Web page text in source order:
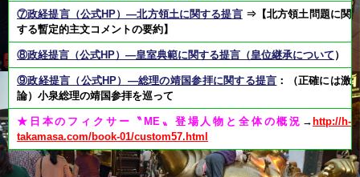
⑦政経提言（公式HP）―北方領土に関する提言⇒【北方領土問題に関
する暫定的主文コメントの要約】
⑧政経提言（公式HP）―皇室典範に関する提言（皇位継承について ）
⑨政経提言（公式HP）―総理の靖国参拝に関する提言 ：（正確には激
論）小泉総理の靖国参拝を巡って
★日本のフィクサー〝ME〟登場人物と全体の概況 → http://h-
takamasa.com/book-01/custom57.html